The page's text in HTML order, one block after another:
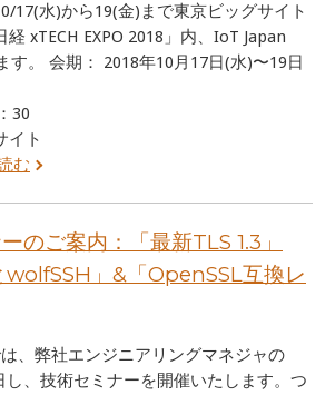
17(水)から19(金)まで東京ビッグサイト
xTECH EXPO 2018」内、IoT Japan
す。 会期： 2018年10月17日(水)〜19日
30
イト
む
のご案内：「最新TLS 1.3」
」&「OpenSSL互換レ
、弊社エンジニアリングマネジャの
、技術セミナーを開催いたします。つ